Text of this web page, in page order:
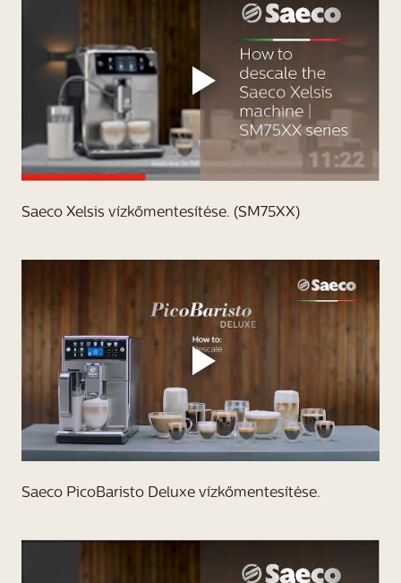
Saeco Xelsis vízkőmentesítése. (SM75XX)
Saeco PicoBaristo Deluxe vízkőmentesítése.